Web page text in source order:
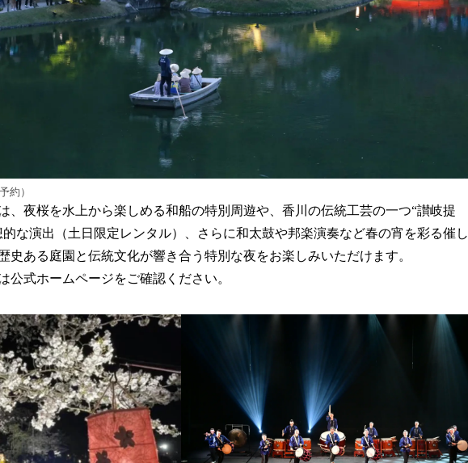
約）
、夜桜を水上から楽しめる和船の特別周遊や、香川の伝統工芸の一つ“讃岐提
な演出（土日限定レンタル）、さらに和太鼓や邦楽演奏など春の宵を彩る催し
史ある庭園と伝統文化が響き合う特別な夜をお楽しみいただけます。
式ホームページをご確認ください。